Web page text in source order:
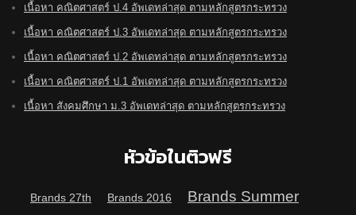
เนื้อหา คณิตศาสตร์ ป.4 อัพเดทล่าสุด ตามหลักสูตรกระทรวง
เนื้อหา คณิตศาสตร์ ป.3 อัพเดทล่าสุด ตามหลักสูตรกระทรวง
เนื้อหา คณิตศาสตร์ ป.2 อัพเดทล่าสุด ตามหลักสูตรกระทรวง
เนื้อหา คณิตศาสตร์ ป.1 อัพเดทล่าสุด ตามหลักสูตรกระทรวง
เนื้อหา สังคมศึกษา ม.3 อัพเดทล่าสุด ตามหลักสูตรกระทรวง
หัวข้อในติวฟรี
Brands 27th Brands 2016
Brands Summer